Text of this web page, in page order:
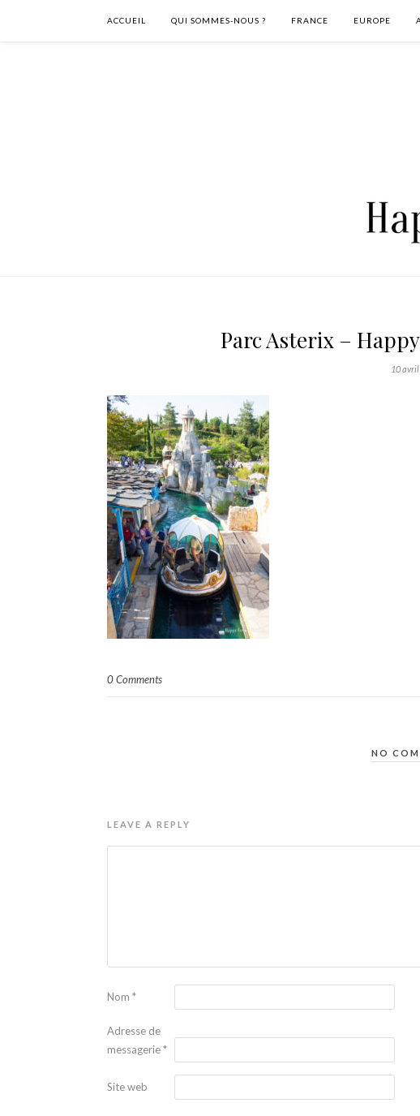
ACCUEIL QUI SOMMES-NOUS ? FRANCE EUROPE
Parc Asterix –
10
0 Comments
NO
LEAVE A REPLY
Nom *
Adresse de
messagerie*
Site web